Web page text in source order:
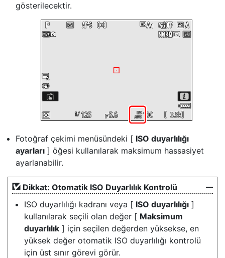
gösterilecektir.
Fotoğraf çekimi menüsündeki [ ISO duyarlılığı
ayarları ] öğesi kullanılarak maksimum hassasiyet
ayarlanabilir.
Dikkat: Otomatik ISO Duyarlılık Kontrolü
ISO duyarlılığı kadranı veya [ ISO duyarlılığı ]
kullanılarak seçili olan değer [ Maksimum
duyarlılık ] için seçilen değerden yüksekse, en
yüksek değer otomatik ISO duyarlılığı kontrolü
için üst sınır görevi görür.